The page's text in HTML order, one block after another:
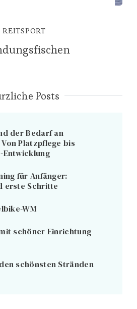
REITSPORT
Posts
der Bedarf an
Platzpflege bis
Entwicklung
für Anfänger:
erste Schritte
WM
schöner Einrichtung
schönsten Stränden